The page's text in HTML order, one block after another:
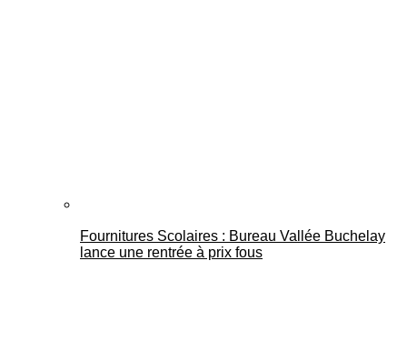
Fournitures Scolaires : Bureau Vallée Buchelay
lance une rentrée à prix fous